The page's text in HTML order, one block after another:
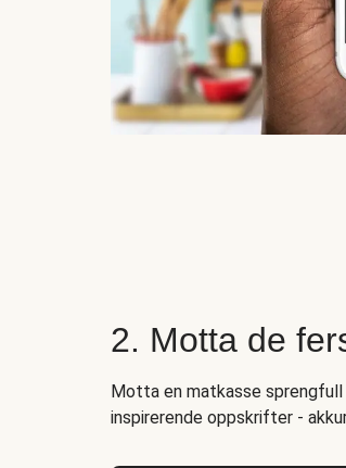
2. Motta de
Motta en matkasse
inspirerende oppskrifter -